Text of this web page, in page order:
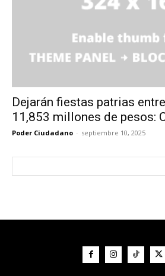
Dejarán fiestas patrias
11,853 millones de pesos:
Poder Ciudadano - septiembre 10, 2025